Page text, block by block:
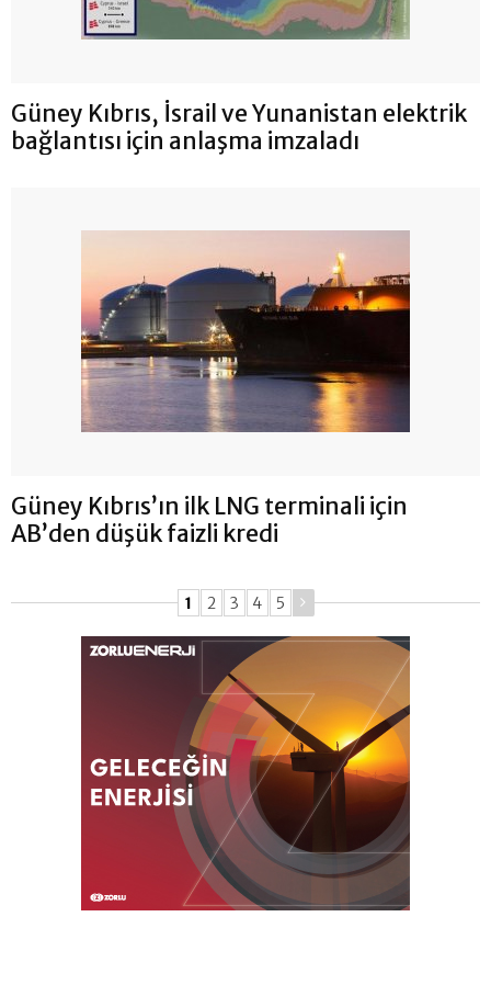
Güney Kıbrıs, İsrail ve Yunanistan elektrik
bağlantısı için anlaşma imzaladı
Güney Kıbrıs’ın ilk LNG terminali için
AB’den düşük faizli kredi
1 2 3 4 5